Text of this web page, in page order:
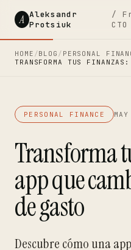
A Aleksandr
Protsiuk
/
CTO
HOME /BLOG / PERSONAL
TRANSFORMA TUS
PERSONAL FINANCE
Transforma
app que
de gasto
Descubre cómo una